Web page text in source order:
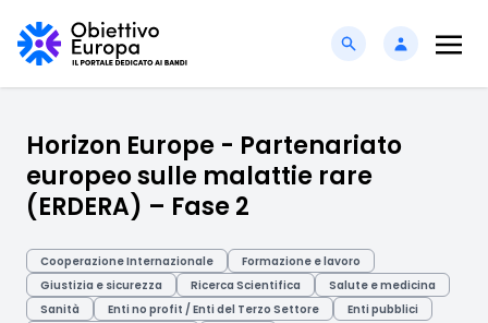
Horizon Europe - Partenariato
europeo sulle malattie rare
(ERDERA) – Fase 2
Cooperazione Internazionale
Formazione e lavoro
Giustizia e sicurezza
Ricerca Scientifica
Salute e medicina
Sanità
Enti no profit / Enti del Terzo Settore
Enti pubblici